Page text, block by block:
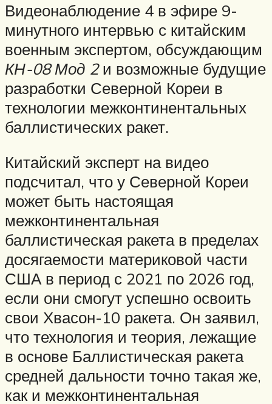
Видеонаблюдение 4 в эфире 9-
минутного интервью с китайским
военным экспертом, обсуждающим
КН-08 Мод 2и возможные будущие
разработки Северной Кореи в
технологии межконтинентальных
баллистических ракет.
Китайский эксперт на видео
подсчитал, что у Северной Кореи
может быть настоящая
межконтинентальная
баллистическая ракета в пределах
досягаемости материковой части
США в период с 2021 по 2026 год,
если они смогут успешно освоить
свои Хвасон-10 ракета. Он заявил,
что технология и теория, лежащие
в основе Баллистическая ракета
средней дальности точно такая же,
как и межконтинентальная